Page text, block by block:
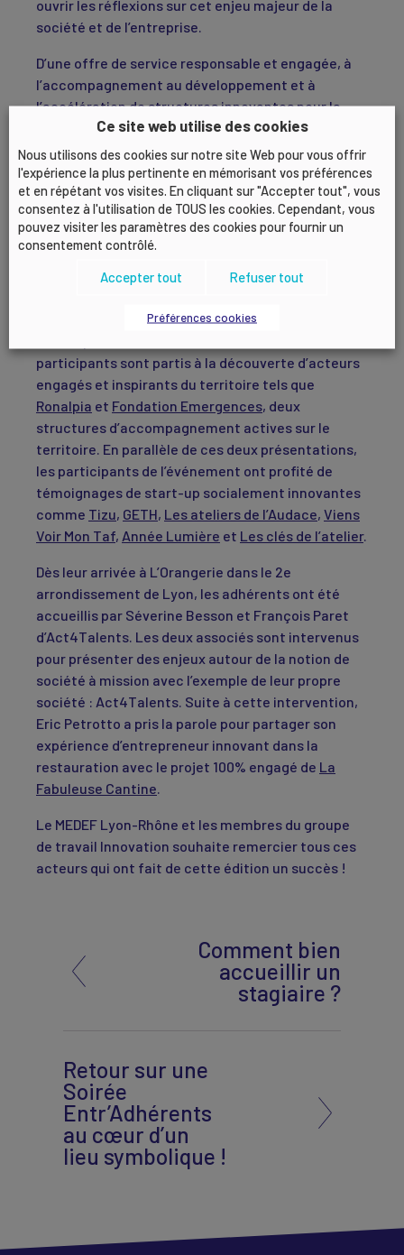
ouvrir les réflexions sur cet enjeu majeur de la
société et de l’entreprise.
D’une offre de service responsable et engagée, à
l’accompagnement au développement et à
l’accélération de structures innovantes pour la
société, les adhérents du MEDEF Lyon-Rhône ont
rencontré plus d’une dizaine d’acteurs. Des
rencontres inspirantes et engageantes pour les
participants de cette 3e édition.
3E ÉDITION RÉUSSIE POUR LE LYON
participants sont partis à la découverte d’acteurs
engagés et inspirants du territoire tels que
Ronalpia et Fondation Emergences, deux
structures d’accompagnement actives sur le
territoire. En parallèle de ces deux présentations,
les participants de l’événement ont profité de
témoignages de start-up socialement innovantes
comme Tizu, GETH, Les ateliers de l’Audace, Viens
Voir Mon Taf, Année Lumière et Les clés de l’atelier.
Dès leur arrivée à L’Orangerie dans le 2e
arrondissement de Lyon, les adhérents ont été
accueillis par Séverine Besson et François Paret
d’Act4Talents. Les deux associés sont intervenus
pour présenter des enjeux autour de la notion de
société à mission avec l’exemple de leur propre
société : Act4Talents. Suite à cette intervention,
Eric Petrotto a pris la parole pour partager son
expérience d’entrepreneur innovant dans la
restauration avec le projet 100% engagé de La
Fabuleuse Cantine.
Le MEDEF Lyon-Rhône et les membres du groupe
de travail Innovation souhaite remercier tous ces
acteurs qui ont fait de cette édition un succès !
Comment bien
accueillir un
stagiaire ?
Retour sur une
Soirée
Entr’Adhérents
au cœur d’un
lieu symbolique !
Ce site web utilise des cookies
Nous utilisons des cookies sur notre site Web pour vous offrir
l'expérience la plus pertinente en mémorisant vos préférences
et en répétant vos visites. En cliquant sur "Accepter tout", vous
consentez à l'utilisation de TOUS les cookies. Cependant, vous
pouvez visiter les paramètres des cookies pour fournir un
consentement contrôlé.
Accepter tout Refuser tout
Préférences cookies